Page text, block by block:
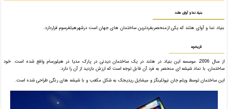
بنیاد نما و آوای هلند
بنیاد نما و آوای هلند که یکی ازمنحصربفردترین ساختمان های جهان است درشهرهیلفرسوم قراردارد.
تاریخچه
از سال 2006، موسسه این بنیاد در هلند در یک ساختمان دیدنی در پارک مدیا در هیلورسام واقع شده است. خود
ساختمان، با نماد شیشه ای منحصر به فرد آن قابل توجه است که ارزش بازدید از آن را دارد.
این ساختمان توسط ویلم جان نیوتلینگز و میشایل ریدیجک به شکل مکعب و با شیشه های رنگی طراحی شده است.